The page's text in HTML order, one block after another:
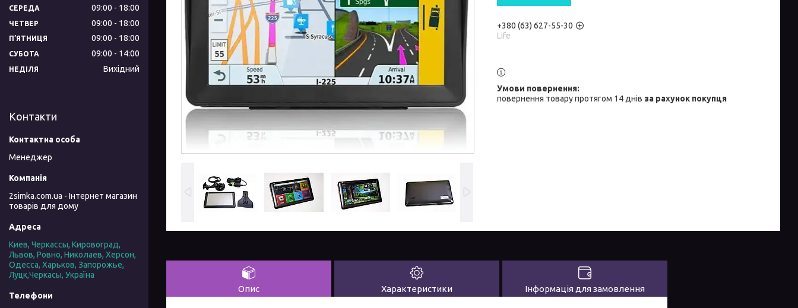
+380 (63) 627-55-30
Life
повернення товару протягом 14 днів за рахунок покупця
Опис Характеристики Інформація для замовлення
СЕРЕДА 09:00 18:00
ЧЕТВЕР 09:00 18:00
ПʼЯТНИЦЯ 09:00 18:00
СУБОТА 09:00 14:00
НЕДІЛЯ Вихідний
Контакти
Менеджер
2simka.com.ua - Інтернет магазин
товарів для дому
Киев, Черкассы, Кировоград,
Львов, Ровно, Николаев, Херсон,
Одесса, Харьков, Запорожье,
Луцк,Черкасы, Україна